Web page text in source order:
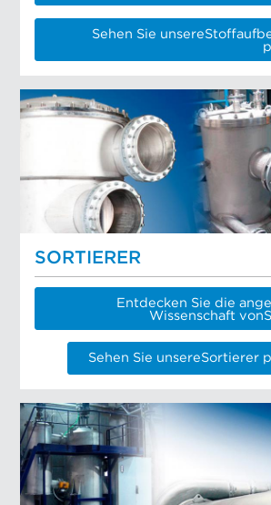
Sehen Sie
SORTIERER
Entdecken Sie die
Wissenschaft
Sehen Sie unsereSortierer